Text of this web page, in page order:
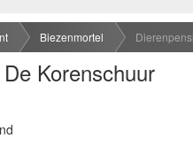
Biezenmortel
Korenschuur